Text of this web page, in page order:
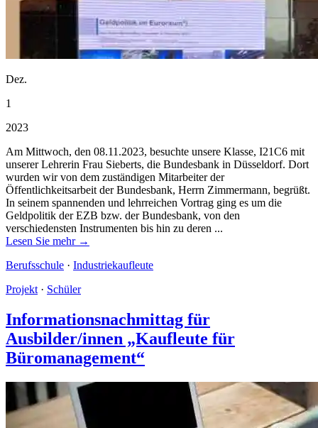
Dez.
1
2023
Am Mittwoch, den 08.11.2023, besuchte unsere Klasse, I21C6 mit
unserer Lehrerin Frau Sieberts, die Bundesbank in Düsseldorf. Dort
wurden wir von dem zuständigen Mitarbeiter der
Öffentlichkeitsarbeit der Bundesbank, Herrn Zimmermann, begrüßt.
In seinem spannenden und lehrreichen Vortrag ging es um die
Geldpolitik der EZB bzw. der Bundesbank, von den
verschiedensten Instrumenten bis hin zu deren ...
Lesen Sie mehr →
Berufsschule · Industriekaufleute
Projekt · Schüler
Informationsnachmittag für
Ausbilder/innen „Kaufleute für
Büromanagement“